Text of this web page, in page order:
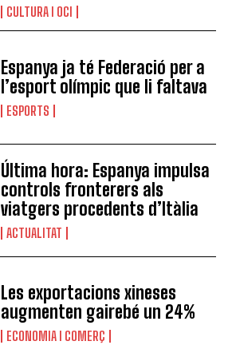
CULTURA I OCI
Espanya ja té Federació per a
l’esport olímpic que li faltava
ESPORTS
Última hora: Espanya impulsa
controls fronterers als
viatgers procedents d’Itàlia
ACTUALITAT
Les exportacions xineses
augmenten gairebé un 24%
ECONOMIA I COMERÇ